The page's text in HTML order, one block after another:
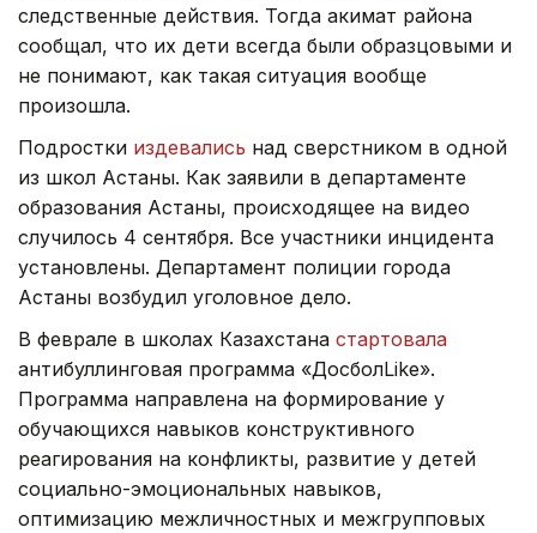
следственные действия. Тогда акимат района
сообщал, что их дети всегда были образцовыми и
не понимают, как такая ситуация вообще
произошла.
Подростки издевались над сверстником в одной
из школ Астаны. Как заявили в департаменте
образования Астаны, происходящее на видео
случилось 4 сентября. Все участники инцидента
установлены. Департамент полиции города
Астаны возбудил уголовное дело.
В феврале в школах Казахстана стартовала
антибуллинговая программа «ДосболLike».
Программа направлена на формирование у
обучающихся навыков конструктивного
реагирования на конфликты, развитие у детей
социально-эмоциональных навыков,
оптимизацию межличностных и межгрупповых